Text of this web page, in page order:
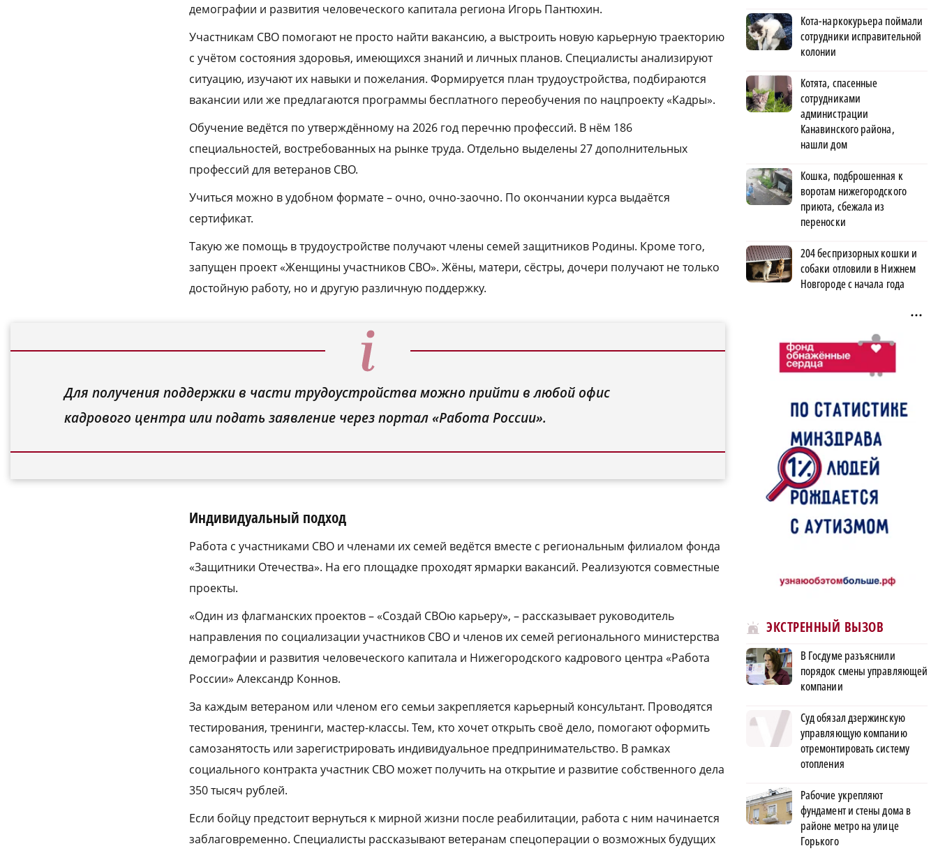
демографии и развития человеческого капитала региона Игорь Пантюхин.
Участникам СВО помогают не просто найти вакансию, а выстроить новую карьерную траекторию
с учётом состояния здоровья, имеющихся знаний и личных планов. Специалисты анализируют
ситуацию, изучают их навыки и пожелания. Формируется план трудоустройства, подбираются
вакансии или же предлагаются программы бесплатного переобучения по нацпроекту «Кадры».
Обучение ведётся по утверждённому на 2026 год перечню профессий. В нём 186
специальностей, востребованных на рынке труда. Отдельно выделены 27 дополнительных
профессий для ветеранов СВО.
Учиться можно в удобном формате – очно, очно-заочно. По окончании курса выдаётся
сертификат.
Такую же помощь в трудоустройстве получают члены семей защитников Родины. Кроме того,
запущен проект «Женщины участников СВО». Жёны, матери, сёстры, дочери получают не только
достойную работу, но и другую различную поддержку.
Для получения поддержки в части трудоустройства можно прийти в любой офис
кадрового центра или подать заявление через портал «Работа России».
Индивидуальный подход
Работа с участниками СВО и членами их семей ведётся вместе с региональным филиалом фонда
«Защитники Отечества». На его площадке проходят ярмарки вакансий. Реализуются совместные
проекты.
«Один из флагманских проектов – «Создай СВОю карьеру», – рассказывает руководитель
направления по социализации участников СВО и членов их семей регионального министерства
демографии и развития человеческого капитала и Нижегородского кадрового центра «Работа
России» Александр Коннов.
За каждым ветераном или членом его семьи закрепляется карьерный консультант. Проводятся
тестирования, тренинги, мастер-классы. Тем, кто хочет открыть своё дело, помогают оформить
самозанятость или зарегистрировать индивидуальное предпринимательство. В рамках
социального контракта участник СВО может получить на открытие и развитие собственного дела
350 тысяч рублей.
Если бойцу предстоит вернуться к мирной жизни после реабилитации, работа с ним начинается
заблаговременно. Специалисты рассказывают ветеранам спецоперации о возможных будущих
Кота-наркокурьера поймали
сотрудники исправительной
колонии
Котята, спасенные
сотрудниками
администрации
Канавинского района,
нашли дом
Кошка, подброшенная к
воротам нижегородского
приюта, сбежала из
переноски
204 беспризорных кошки и
собаки отловили в Нижнем
Новгороде с начала года
ЭКСТРЕННЫЙ ВЫЗОВ
В Госдуме разъяснили
порядок смены управляющей
компании
Суд обязал дзержинскую
управляющую компанию
отремонтировать систему
отопления
Рабочие укрепляют
фундамент и стены дома в
районе метро на улице
Горького